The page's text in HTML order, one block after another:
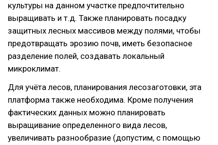
культуры на данном участке предпочтительно
выращивать и т.д. Также планировать посадку
защитных лесных массивов между полями, чтобы
предотвращать эрозию почв, иметь безопасное
разделение полей, создавать локальный
микроклимат.
Для учёта лесов, планирования лесозаготовки, эта
платформа также необходима. Кроме получения
фактических данных можно планировать
выращивание определенного вида лесов,
увеличивать разнообразие (допустим, с помощью